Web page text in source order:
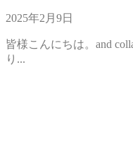
2025年2月9日
皆様こんにちは。and
り...